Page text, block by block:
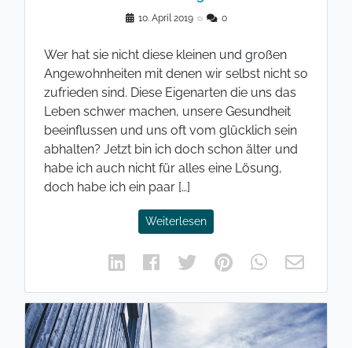
10. April 2019 ◌ 0
Wer hat sie nicht diese kleinen und großen
Angewohnheiten mit denen wir selbst nicht so
zufrieden sind. Diese Eigenarten die uns das
Leben schwer machen, unsere Gesundheit
beeinflussen und uns oft vom glücklich sein
abhalten? Jetzt bin ich doch schon älter und
habe ich auch nicht für alles eine Lösung,
doch habe ich ein paar […]
Weiterlesen